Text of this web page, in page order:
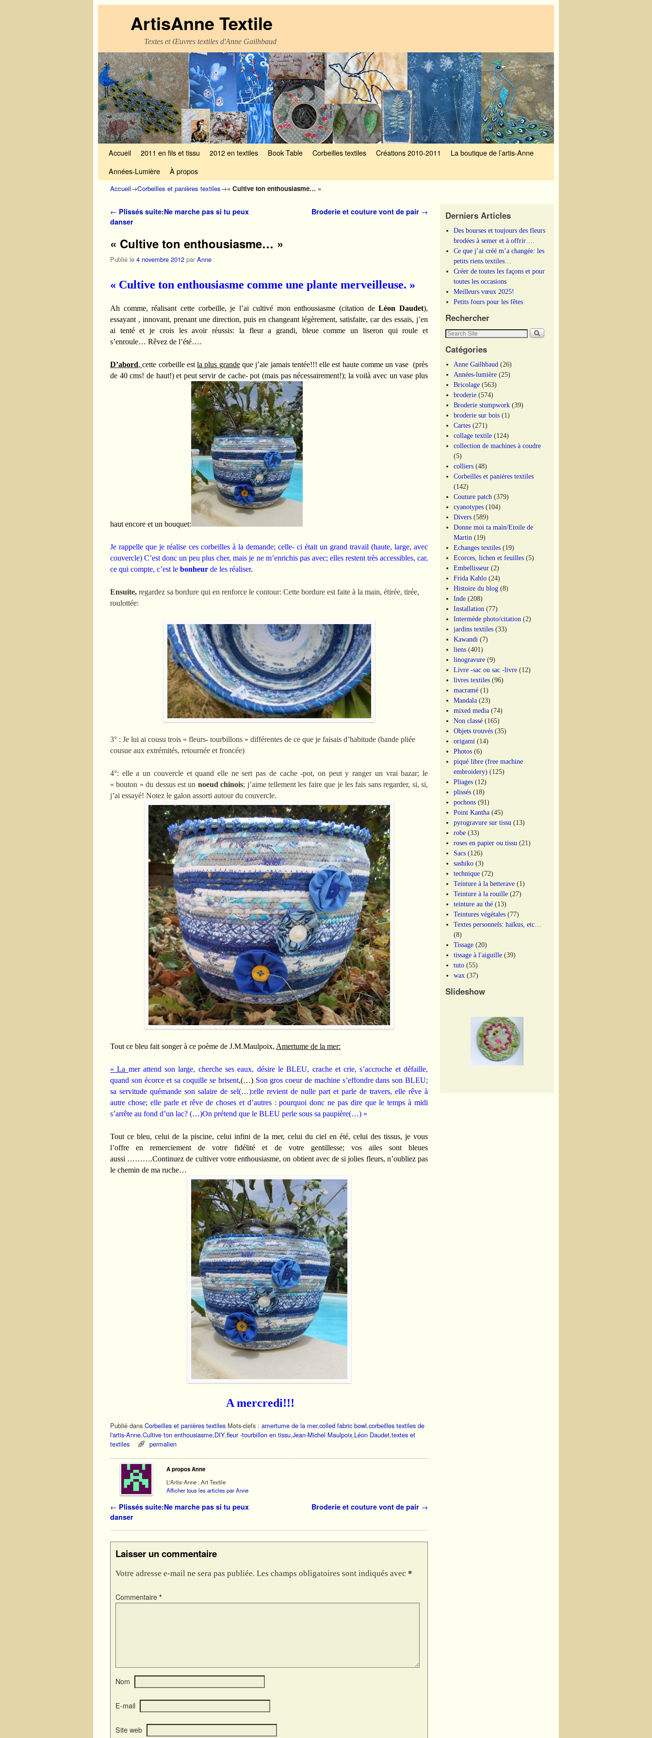
ArtisAnne Textile
Textes et Œuvres textiles d'Anne Gailhbaud
Accueil 2011 en fils et tissu 2012 en textiles Book Table Corbeilles textiles Créations 2010-2011
La boutique de l’artis-Anne
Années-Lumière
À propos
Accueil→Corbeilles et panières textiles→« Cultive ton enthousiasme… »
Navigation des articles
← Plissés suite:Ne marche pas si tu peux
danser
Broderie et couture vont de pair →
« Cultive ton enthousiasme… »
Publié le 4 novembre 2012 par Anne
« Cultive ton enthousiasme comme une plante merveilleuse. »
Ah comme, réalisant cette corbeille, je l’ai cultivé mon enthousiasme (citation deLéon Daudet),
essayant , innovant, prenant une direction, puis en changeant légèrement, satisfaite, car des essais, j’en
ai tenté et je crois les avoir réussis: la fleur a grandi, bleue comme un liseron qui roule et
s’enroule… Rêvez de l’été….
D’abord,cette corbeille estla plus grandeque j’aie jamais tentée!!! elle est haute comme un vase (près
de 40 cms! de haut!) et peut servir de cache- pot (mais pas nécessairement!); la voilà avec un vase plus
haut encore et un bouquet:
Je rappelle que je réalise ces corbeilles à la demande; celle- ci était un grand travail (haute, large, avec
couvercle) C’est donc un peu plus cher, mais je ne m’enrichis pas avec; elles restent très accessibles, car,
ce qui compte, c’est le bonheur de les réaliser.
Ensuite, regardez sa bordure qui en renforce le contour: Cette bordure est faite à la main, étirée, tirée,
roulottée:
3° : Je lui ai cousu trois « fleurs- tourbillons » différentes de ce que je faisais d’habitude (bande pliée
cousue aux extrémités, retournée et froncée)
4°: elle a un couvercle et quand elle ne sert pas de cache -pot, on peut y ranger un vrai bazar; le
« bouton » du dessus est un noeud chinois; j’aime tellement les faire que je les fais sans regarder, si, si,
j’ai essayé! Notez le galon assorti autour du couvercle.
Tout ce bleu fait songer à ce poème de J.M.Maulpoix, Amertume de la mer:
« La mer attend son large, cherche ses eaux, désire le BLEU, crache et crie, s’accroche et défaille,
quand son écorce et sa coquille se brisent,(…) Son gros coeur de machine s’effondre dans son BLEU;
sa servitude quémande son salaire de sel(…):elle revient de nulle part et parle de travers, elle rêve à
autre chose; elle parle et rêve de choses et d’autres : pourquoi donc ne pas dire que le temps à midi
s’arrête au fond d’un lac? (…)On prétend que le BLEU perle sous sa paupière(…) »
Tout ce bleu, celui de la piscine, celui infini de la mer, celui du ciel en été, celui des tissus, je vous
l’offre en remerciement de votre fidélité et de votre gentillesse; vos ailes sont bleues
aussi ……….Continuez de cultiver votre enthousiasme, on obtient avec de si jolies fleurs, n’oubliez pas
le chemin de ma ruche…
A mercredi!!!
Publié dans Corbeilles et panières textiles Mots-clefs : amertume de la mer,coiled fabric bowl,corbeilles textiles de
l'artis-Anne,Cultive ton enthousiasme,DIY,fleur -tourbillon en tissu,Jean-Michel Maulpoix,Léon Daudet,textes et
textiles
permalien
A propos Anne
L'Artis-Anne : Art Textile
Afficher tous les articles par Anne
Navigation des articles
← Plissés suite:Ne marche pas si tu peux
danser
Broderie et couture vont de pair →
Laisser un commentaire
Votre adresse e-mail ne sera pas publiée. Les champs obligatoires sont indiqués avec *
Commentaire *
Nom
E-mail
Site web
Derniers Articles
Des bourses et toujours des fleurs
brodées à semer et à offrir….
Ce que j’ai créé m’a changée: les
petits riens textiles…
Créer de toutes les façons et pour
toutes les occasions
Meilleurs vœux 2025!
Petits fours pour les fêtes
Rechercher
Catégories
Anne Gailhbaud (26)
Années-lumière (25)
Bricolage (563)
broderie (574)
Broderie stumpwork (39)
broderie sur bois (1)
Cartes (271)
collage textile (124)
collection de machines à coudre
(5)
colliers (48)
Corbeilles et panières textiles
(142)
Couture patch (379)
cyanotypes (104)
Divers (589)
Donne moi ta main/Etoile de
Martin (19)
Echanges textiles (19)
Ecorces, lichen et feuilles (5)
Embellisseur (2)
Frida Kahlo (24)
Histoire du blog (8)
Inde (208)
Installation (77)
Intermède photo/citation (2)
jardins textiles (33)
Kawandi (7)
liens (401)
linogravure (9)
Livre -sac ou sac -livre (12)
livres textiles (96)
macramé (1)
Mandala (23)
mixed media (74)
Non classé (165)
Objets trouvés (35)
origami (14)
Photos (6)
piqué libre (free machine
embroidery) (125)
Pliages (12)
plissés (18)
pochons (91)
Point Kantha (45)
pyrogravure sur tissu (13)
robe (33)
roses en papier ou tissu (21)
Sacs (126)
sashiko (3)
technique (72)
Teinture à la betterave (1)
Teinture à la rouille (27)
teinture au thé (13)
Teintures végétales (77)
Textes personnels: haïkus, etc…
(8)
Tissage (20)
tissage à l'aiguille (39)
tuto (55)
wax (37)
Slideshow